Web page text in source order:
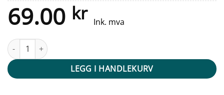
69.00 kr Ink. mva
Privat område - Parkering forbudt antall
LEGG I HANDLEKURV